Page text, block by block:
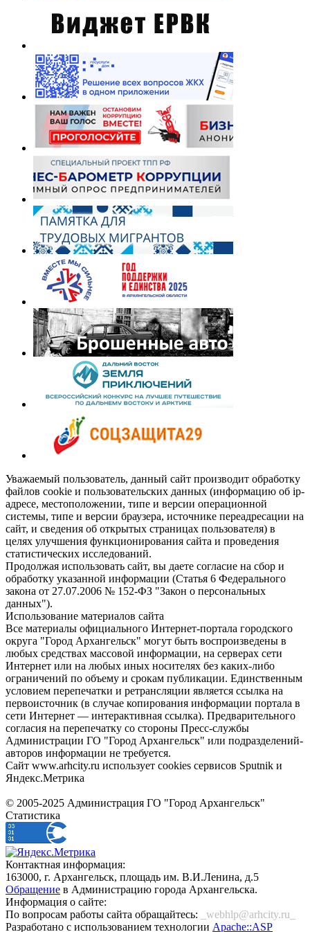
Уважаемый пользователь, данный сайт производит обработку
файлов cookie и пользовательских данных (информацию об ip-
адресе, местоположении, типе и версии операционной
системы, типе и версии браузера, источнике переадресации на
сайт, и сведения об открытых страницах пользователя) в
целях улучшения функционирования сайта и проведения
статистических исследований.
Продолжая использовать сайт, вы даете согласие на сбор и
обработку указанной информации (Статья 6 Федерального
закона от 27.07.2006 № 152-ФЗ "Закон о персональных
данных").
Использование материалов сайта
Все материалы официального Интернет-портала городского
округа "Город Архангельск" могут быть воспроизведены в
любых средствах массовой информации, на серверах сети
Интернет или на любых иных носителях без каких-либо
ограничений по объему и срокам публикации. Единственным
условием перепечатки и ретрансляции является ссылка на
первоисточник (в случае копирования информации портала в
сети Интернет — интерактивная ссылка). Предварительного
согласия на перепечатку со стороны Пресс-службы
Администрации ГО "Город Архангельск" или подразделений-
авторов информации не требуется.
Сайт www.arhcity.ru использует cookies сервисов Sputnik и
Яндекс.Метрика
© 2005-2025 Администрация ГО "Город Архангельск"
Статистика
Контактная информация:
163000, г. Архангельск, площадь им. В.И.Ленина, д.5
Обращение в Администрацию города Архангельска.
Информация о сайте:
По вопросам работы сайта обращайтесь:
_webhlp@arhcity.ru_
Разработано с использованием технологии Apache::ASP